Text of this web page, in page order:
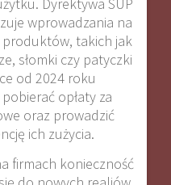
wprowadzania na
takich jak
słomki czy patyczki
od 2024 roku
opłaty za
oraz prowadzić
ich zużycia.
firmach konieczność